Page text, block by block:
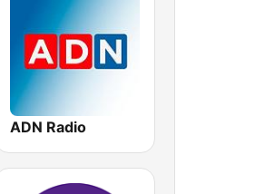
ADN Radio